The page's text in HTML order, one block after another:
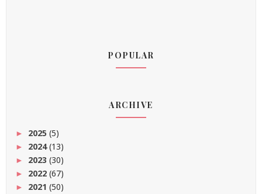
POPULAR
ARCHIVE
► 2025 (5)
► 2024(13)
► 2023 (30)
► 2022 (67)
► 2021 (50)